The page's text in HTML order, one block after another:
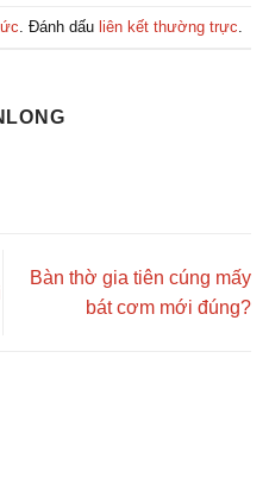
. Đánh dấu liên kết thường trực
Bàn thờ gia tiên cúng mấy
bát cơm mới đúng?